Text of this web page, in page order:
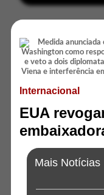
Internacional
EUA
Mais Notícias